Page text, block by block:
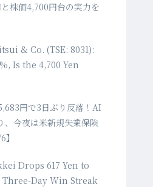
株価4,700円台の実力を
& Co. (TSE: 8031):
Is the 4,700 Yen
円で3日ぶり反落！AI
、今夜は米新規失業保険
Drops 617 Yen to
Three-Day Win Streak